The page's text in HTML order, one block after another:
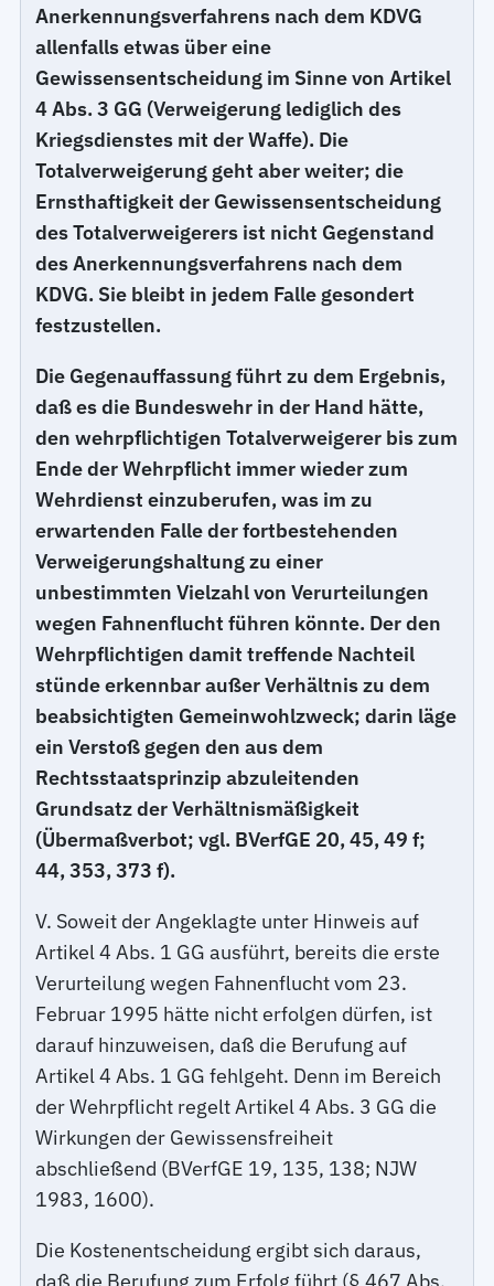
Anerkennungsverfahrens nach dem KDVG
allenfalls etwas über eine
Gewissensentscheidung im Sinne von Artikel
4 Abs. 3 GG (Verweigerung lediglich des
Kriegsdienstes mit der Waffe). Die
Totalverweigerung geht aber weiter; die
Ernsthaftigkeit der Gewissensentscheidung
des Totalverweigerers ist nicht Gegenstand
des Anerkennungsverfahrens nach dem
KDVG. Sie bleibt in jedem Falle gesondert
festzustellen.
Die Gegenauffassung führt zu dem Ergebnis,
daß es die Bundeswehr in der Hand hätte,
den wehrpflichtigen Totalverweigerer bis zum
Ende der Wehrpflicht immer wieder zum
Wehrdienst einzuberufen, was im zu
erwartenden Falle der fortbestehenden
Verweigerungshaltung zu einer
unbestimmten Vielzahl von Verurteilungen
wegen Fahnenflucht führen könnte. Der den
Wehrpflichtigen damit treffende Nachteil
stünde erkennbar außer Verhältnis zu dem
beabsichtigten Gemeinwohlzweck; darin läge
ein Verstoß gegen den aus dem
Rechtsstaatsprinzip abzuleitenden
Grundsatz der Verhältnismäßigkeit
(Übermaßverbot; vgl. BVerfGE 20, 45, 49 f;
44, 353, 373 f).
V. Soweit der Angeklagte unter Hinweis auf
Artikel 4 Abs. 1 GG ausführt, bereits die erste
Verurteilung wegen Fahnenflucht vom 23.
Februar 1995 hätte nicht erfolgen dürfen, ist
darauf hinzuweisen, daß die Berufung auf
Artikel 4 Abs. 1 GG fehlgeht. Denn im Bereich
der Wehrpflicht regelt Artikel 4 Abs. 3 GG die
Wirkungen der Gewissensfreiheit
abschließend (BVerfGE 19, 135, 138; NJW
1983, 1600).
Die Kostenentscheidung ergibt sich daraus,